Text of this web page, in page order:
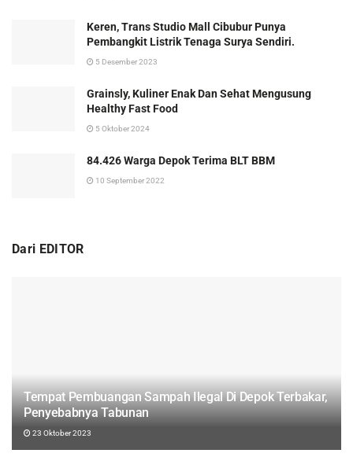
Keren, Trans Studio Mall Cibubur Punya
Pembangkit Listrik Tenaga Surya Sendiri.
5 Desember 2023
Grainsly, Kuliner Enak Dan Sehat Mengusung
Healthy Fast Food
5 Oktober 2024
84.426 Warga Depok Terima BLT BBM
10 September 2022
Dari EDITOR
Tempat Pembuangan Sampah Ilegal Di Depok Terbakar,
Penyebabnya Tabunan
23 Oktober 2023